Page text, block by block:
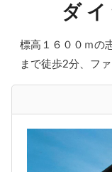
ダ
標高１６００ｍの
まで徒歩2分、フ